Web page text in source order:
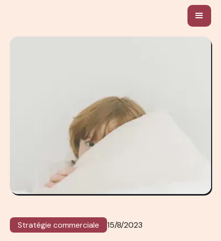
Stratégie commerciale 15/8/2023